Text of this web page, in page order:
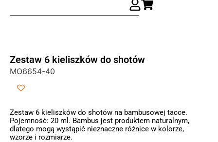
Zestaw 6 kieliszków do shotów
MO6654-40
Zestaw 6 kieliszków do shotów na bambusowej tacce.
Pojemność: 20 ml. Bambus jest produktem naturalnym,
dlatego mogą wystąpić nieznaczne różnice w kolorze,
wzorze i rozmiarze.